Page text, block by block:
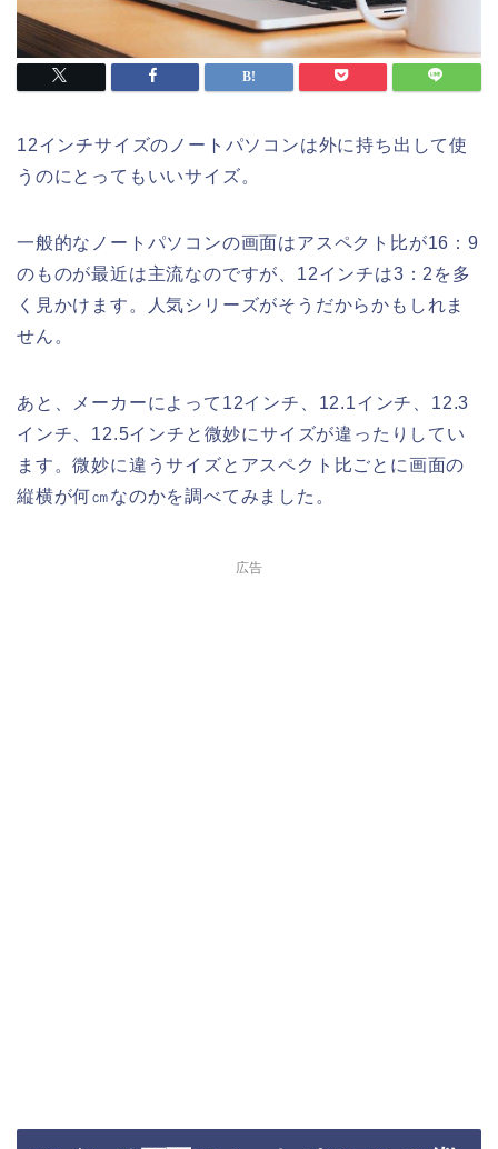
12インチサイズのノートパソコンは外に持ち出して使
うのにとってもいいサイズ。
一般的なノートパソコンの画面はアスペクト比が16：9
のものが最近は主流なのですが、12インチは3：2を多
く見かけます。人気シリーズがそうだからかもしれま
せん。
あと、メーカーによって12インチ、12.1インチ、12.3
インチ、12.5インチと微妙にサイズが違ったりしてい
ます。微妙に違うサイズとアスペクト比ごとに画面の
縦横が何㎝なのかを調べてみました。
広告